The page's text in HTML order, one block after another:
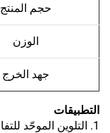
حجم المنتج
الوزن
جهد الخرج
التطبيقات
1. التلوين الموحّد للتفاصيل على الحرف الدقيقة